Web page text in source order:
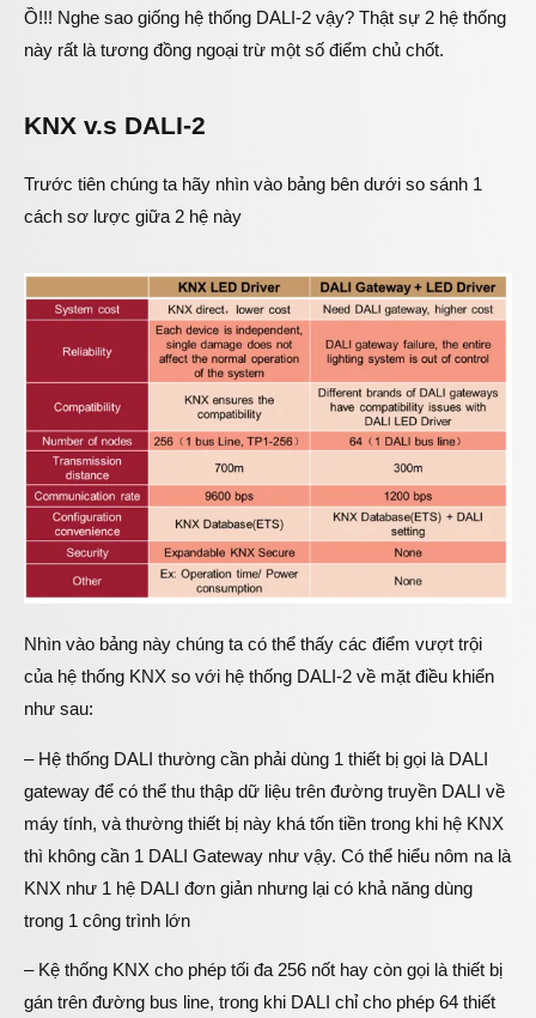
Ồ!!! Nghe sao giống hệ thống DALI-2 vậy? Thật sự 2 hệ thống
này rất là tương đồng ngoại trừ một số điểm chủ chốt.
KNX v.s DALI-2
Trước tiên chúng ta hãy nhìn vào bảng bên dưới so sánh 1
cách sơ lược giữa 2 hệ này
Nhìn vào bảng này chúng ta có thể thấy các điểm vượt trội
của hệ thống KNX so với hệ thống DALI-2 về mặt điều khiển
như sau:
– Hệ thống DALI thường cần phải dùng 1 thiết bị gọi là DALI
gateway để có thể thu thập dữ liệu trên đường truyền DALI về
máy tính, và thường thiết bị này khá tốn tiền trong khi hệ KNX
thì không cần 1 DALI Gateway như vậy. Có thể hiểu nôm na là
KNX như 1 hệ DALI đơn giản nhưng lại có khả năng dùng
trong 1 công trình lớn
– Kệ thống KNX cho phép tối đa 256 nốt hay còn gọi là thiết bị
gán trên đường bus line, trong khi DALI chỉ cho phép 64 thiết